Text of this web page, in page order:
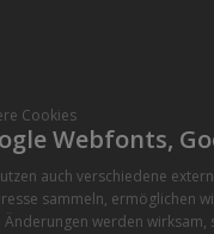
Cookies
Webfonts,
auch verschiedene
sammeln, ermöglichen
Änderungen werden wirksam,